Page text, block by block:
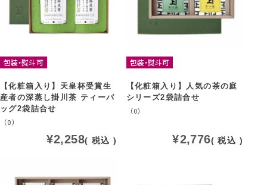
包装・熨斗可
【化粧箱入り】天皇杯受賞生
産者の深蒸し掛川茶 ティーバ
ッグ2袋詰合せ
（0）
¥2,258 税込
包装・熨斗可
【化粧箱入り】人気の茶の庭
シリーズ2袋詰合せ
（0）
¥2,776 税込